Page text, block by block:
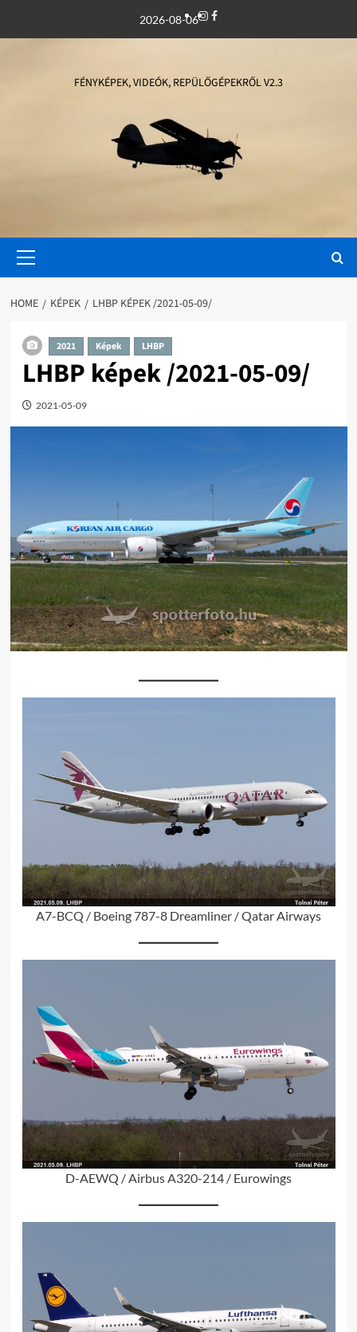
2026-08-06Instagram
Facebook
FÉNYKÉPEK, VIDEÓK, REPÜLŐGÉPEKRŐL V2.3
Menu
HOME KÉPEK LHBP KÉPEK /2021-05-09/
2021 Képek LHBP
LHBP képek /2021-05-09/
2021-05-09
A7-BCQ / Boeing 787-8 Dreamliner / Qatar Airways
D-AEWQ / Airbus A320-214 / Eurowings